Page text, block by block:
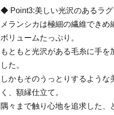
◆ Point3:美しい光沢のあるラ
メランシカは極細の繊維でき
ボリュームたっぷり。
もともと光沢がある毛糸に手を
した。
しかもそのうっとりするよう
く、額縁仕立て。
隅々まで触り心地を追求した